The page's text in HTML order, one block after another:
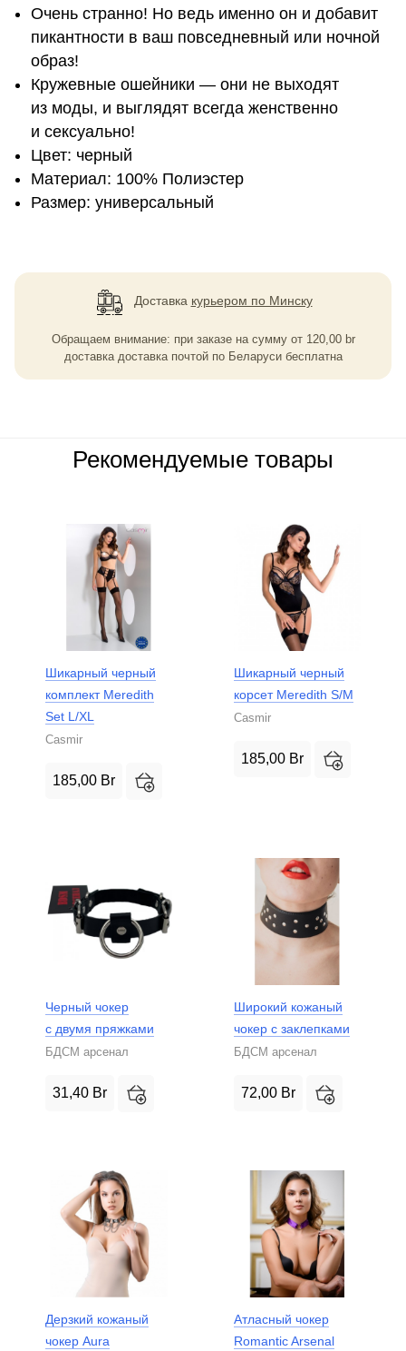
Очень странно! Но ведь именно он и добавит
пикантности в ваш повседневный или ночной
образ!
Кружевные ошейники — они не выходят
из моды, и выглядят всегда женственно
и сексуально!
Цвет: черный
Материал: 100% Полиэстер
Размер: универсальный
Доставка курьером по Минску
Обращаем внимание: при заказе на сумму от 120,00 br
доставка доставка почтой по Беларуси бесплатна
Рекомендуемые товары
Шикарный черный
комплект Meredith
Set L/XL
Casmir
185,00 Br
Шикарный черный
корсет Meredith S/M
Casmir
185,00 Br
Черный чокер
с двумя пряжками
БДСМ арсенал
31,40 Br
Широкий кожаный
чокер с заклепками
БДСМ арсенал
72,00 Br
Дерзкий кожаный
чокер Aura
Атласный чокер
Romantic Arsenal